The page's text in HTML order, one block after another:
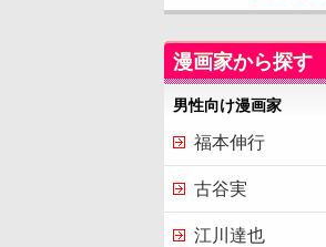
漫画家から探す
男性向け漫画家
福本伸行
古谷実
江川達也